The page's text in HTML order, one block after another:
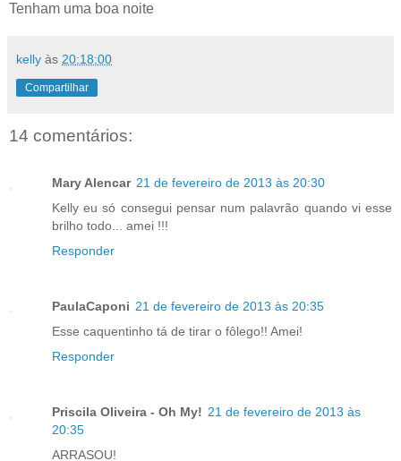
Tenham uma boa noite
kelly às 20:18:00
Compartilhar
14 comentários:
Mary Alencar 21 de fevereiro de 2013 às 20:30
Kelly eu só consegui pensar num palavrão quando vi esse
brilho todo... amei !!!
Responder
PaulaCaponi 21 de fevereiro de 2013 às 20:35
Esse caquentinho tá de tirar o fôlego!! Amei!
Responder
Priscila Oliveira - Oh My! 21 de fevereiro de 2013 às
20:35
ARRASOU!